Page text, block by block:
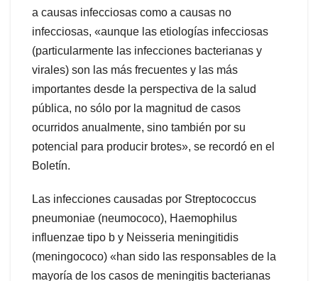
a causas infecciosas como a causas no
infecciosas, «aunque las etiologías infecciosas
(particularmente las infecciones bacterianas y
virales) son las más frecuentes y las más
importantes desde la perspectiva de la salud
pública, no sólo por la magnitud de casos
ocurridos anualmente, sino también por su
potencial para producir brotes», se recordó en el
Boletín.
Las infecciones causadas por Streptococcus
pneumoniae (neumococo), Haemophilus
influenzae tipo b y Neisseria meningitidis
(meningococo) «han sido las responsables de la
mayoría de los casos de meningitis bacterianas